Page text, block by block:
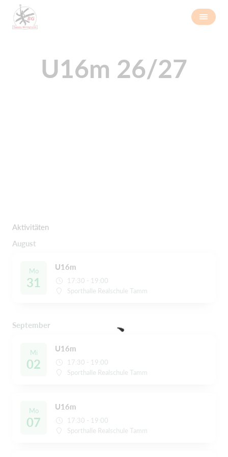
U16m 26/27
Aktivitäten
August
Mo
31
U16m
17:30 - 19:00
Sporthalle Realschule Tamm
September
Mi
02
U16m
17:30 - 19:00
Sporthalle Realschule Tamm
Mo
07
U16m
17:30 - 19:00
Sporthalle Realschule Tamm